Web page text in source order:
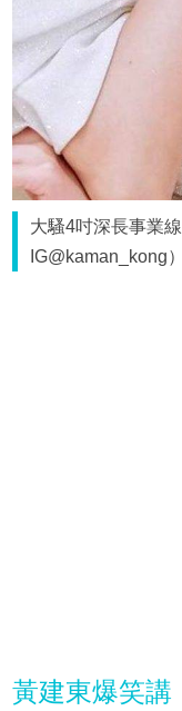
大騷4吋深長事業
IG@kaman_kong）
黃建東爆笑講